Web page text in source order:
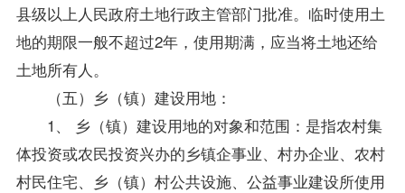
县级以上人民政府土地行政主管部门批准。临时使用土
地的期限一般不超过2年，使用期满，应当将土地还给
土地所有人。
（五）乡（镇）建设用地：
1、 乡（镇）建设用地的对象和范围：是指农村集
体投资或农民投资兴办的乡镇企事业、村办企业、农村
村民住宅、乡（镇）村公共设施、公益事业建设所使用